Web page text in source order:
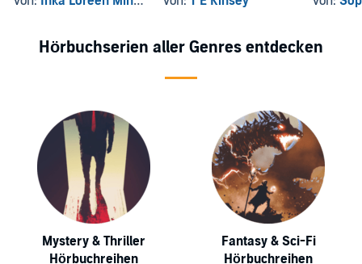
Hörbuchserien aller Genres entdecken
Mystery & Thriller
Hörbuchreihen
Fantasy & Sci-Fi
Hörbuchreihen